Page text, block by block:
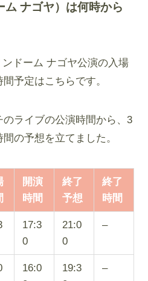
ム ナゴヤ）は何時から
ドーム ナゴヤ公演の入場
予定はこちらです。
ライブの公演時間から、3
の予想を立てました。
開演
時間
終了
予想
終了
時間
17:3
0
21:0
0
–
16:0
19:3
–